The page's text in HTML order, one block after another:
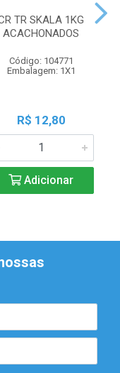
TR SKALA 1KG
ACACHONADOS
Código: 104771
Embalagem: 1X1
R$ 12,80
Adicionar